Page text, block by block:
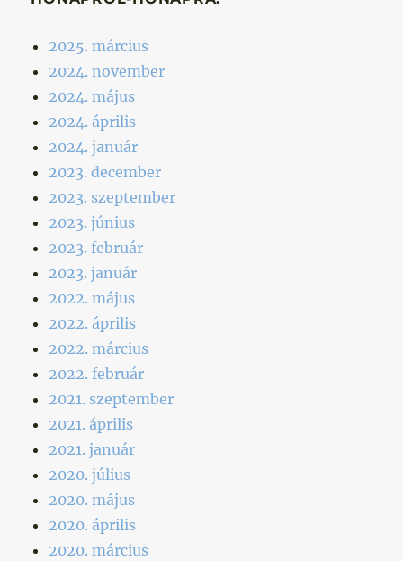
2025. március
2024. november
2024. május
2024. április
2024. január
2023. december
2023. szeptember
2023. június
2023. február
2023. január
2022. május
2022. április
2022. március
2022. február
2021. szeptember
2021. április
2021. január
2020. július
2020. május
2020. április
2020. március